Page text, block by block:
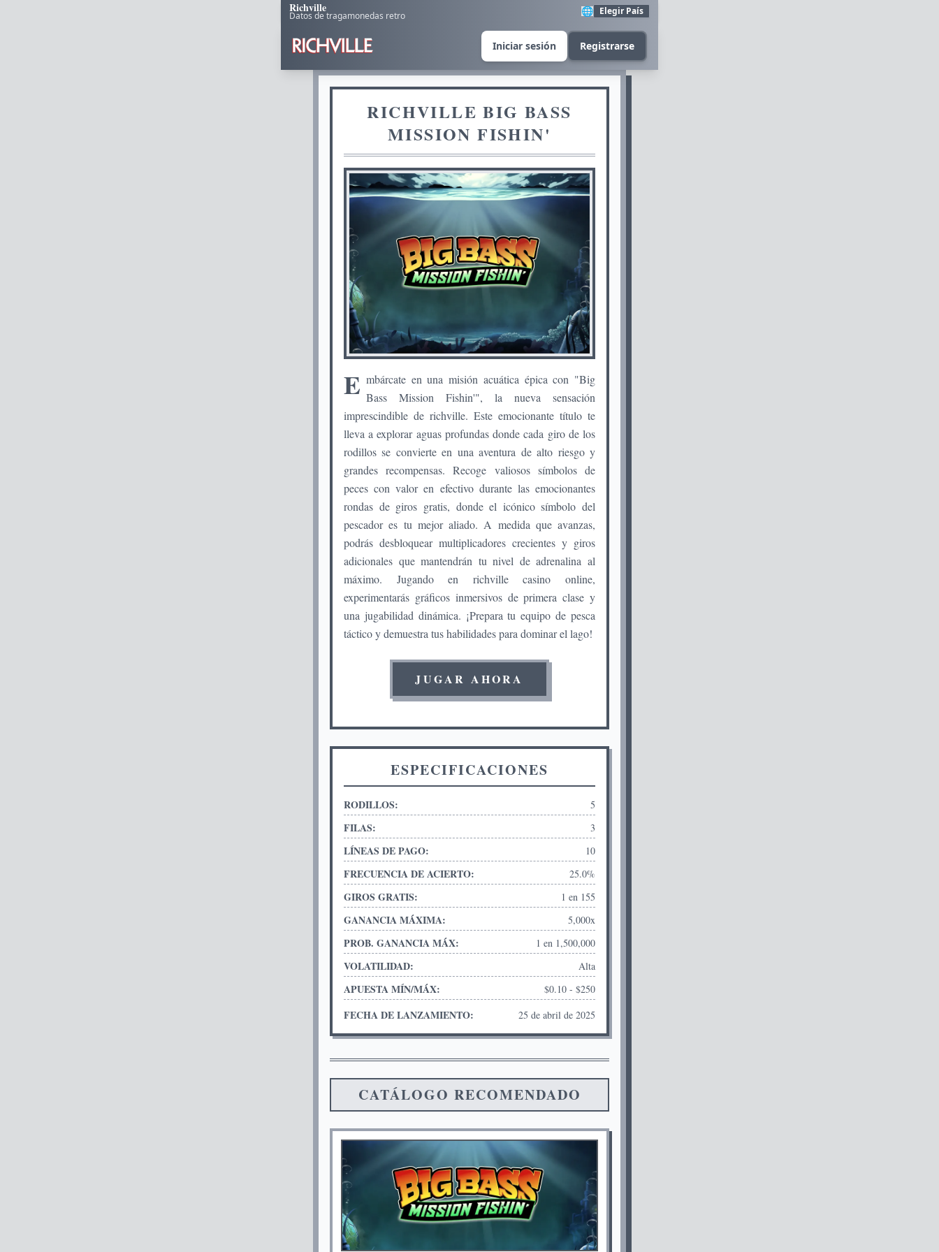
Richville
Datos de tragamonedas retro 🌐 Elegir País
Iniciar sesión Registrarse
RICHVILLE BIG BASS
MISSION FISHIN'
E mbárcate en una misión acuática épica con "Big
Bass Mission Fishin'", la nueva sensación
imprescindible de richville. Este emocionante título te
lleva a explorar aguas profundas donde cada giro de los
rodillos se convierte en una aventura de alto riesgo y
grandes recompensas. Recoge valiosos símbolos de
peces con valor en efectivo durante las emocionantes
rondas de giros gratis, donde el icónico símbolo del
pescador es tu mejor aliado. A medida que avanzas,
podrás desbloquear multiplicadores crecientes y giros
adicionales que mantendrán tu nivel de adrenalina al
máximo. Jugando en richville casino online,
experimentarás gráficos inmersivos de primera clase y
una jugabilidad dinámica. ¡Prepara tu equipo de pesca
táctico y demuestra tus habilidades para dominar el lago!
JUGAR AHORA
ESPECIFICACIONES
RODILLOS: 5
FILAS: 3
LÍNEAS DE PAGO: 10
FRECUENCIA DE ACIERTO: 25.0%
GIROS GRATIS: 1 en 155
GANANCIA MÁXIMA: 5,000x
PROB. GANANCIA MÁX: 1 en 1,500,000
VOLATILIDAD: Alta
APUESTA MÍN/MÁX: $0.10 - $250
FECHA DE LANZAMIENTO: 25 de abril de 2025
CATÁLOGO RECOMENDADO